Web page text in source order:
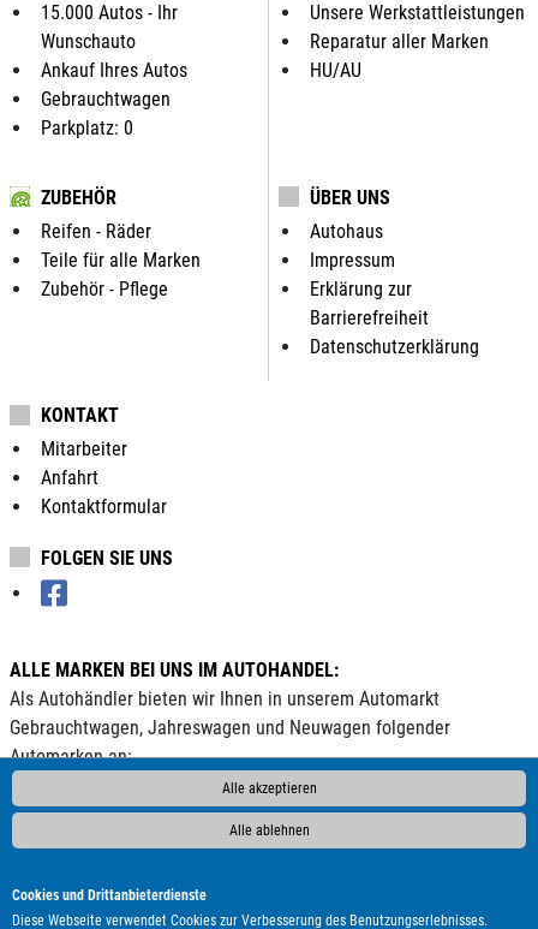
Alle akzeptieren
Alle ablehnen
Cookies und Drittanbieterdienste
Diese Webseite verwendet Cookies zur Verbesserung des Benutzungserlebnisses.
15.000 Autos - Ihr
Wunschauto
Ankauf Ihres Autos
Gebrauchtwagen
Parkplatz: 0
Unsere Werkstattleistungen
Reparatur aller Marken
HU/AU
ZUBEHÖR
Reifen - Räder
Teile für alle Marken
Zubehör - Pflege
ÜBER UNS
Autohaus
Impressum
Erklärung zur
Barrierefreiheit
Datenschutzerklärung
KONTAKT
Mitarbeiter
Anfahrt
Kontaktformular
FOLGEN SIE UNS
ALLE MARKEN BEI UNS IM AUTOHANDEL:
Als Autohändler bieten wir Ihnen in unserem Automarkt
Gebrauchtwagen, Jahreswagen und Neuwagen folgender
Automarken an:
ALPINA Abarth Adria Aixam Alfa Romeo Audi
BMW
Bürstner CS Reisemobile
DAF
DFSK DS Automobiles
Etrusco
Eura Mobil Fiat Fleurette Ford GWM